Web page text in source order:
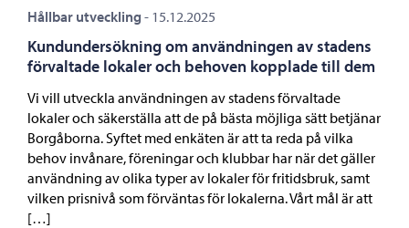
Hållbar utveckling- 15.12.2025
Kundundersökning om användningen av stadens
förvaltade lokaler och behoven kopplade till dem
Vi vill utveckla användningen av stadens förvaltade
lokaler och säkerställa att de på bästa möjliga sätt betjänar
Borgåborna. Syftet med enkäten är att ta reda på vilka
behov invånare, föreningar och klubbar har när det gäller
användning av olika typer av lokaler för fritidsbruk, samt
vilken prisnivå som förväntas för lokalerna. Vårt mål är att
[…]